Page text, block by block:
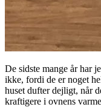
De sidste mange år har
ikke, fordi de er noget
huset dufter dejligt, når
kraftigere i ovnens